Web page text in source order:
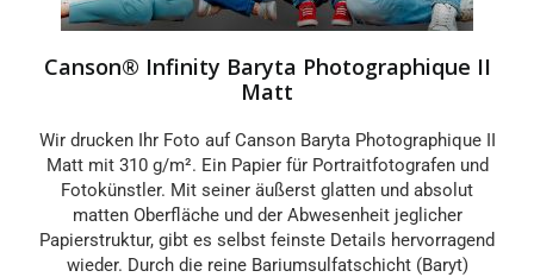
Canson® Infinity Baryta Photographique II
Matt
Wir drucken Ihr Foto auf Canson Baryta Photographique II
Matt mit 310 g/m². Ein Papier für Portraitfotografen und
Fotokünstler. Mit seiner äußerst glatten und absolut
matten Oberfläche und der Abwesenheit jeglicher
Papierstruktur, gibt es selbst feinste Details hervorragend
wieder. Durch die reine Bariumsulfatschicht (Baryt)